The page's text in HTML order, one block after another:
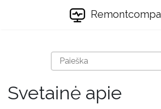
Remontcompa
Svetainė apie